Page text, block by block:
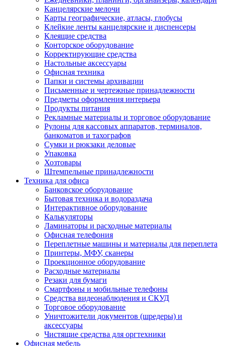
Канцелярские мелочи
Карты географические, атласы, глобусы
Клейкие ленты канцелярские и диспенсеры
Клеящие средства
Конторское оборудование
Корректирующие средства
Настольные аксессуары
Офисная техника
Папки и системы архивации
Письменные и чертежные принадлежности
Предметы оформления интерьера
Продукты питания
Рекламные материалы и торговое оборудование
Рулоны для кассовых аппаратов, терминалов,
банкоматов и тахографов
Сумки и рюкзаки деловые
Упаковка
Хозтовары
Штемпельные принадлежности
Техника для офиса
Банковское оборудование
Бытовая техника и водораздача
Интерактивное оборудование
Калькуляторы
Ламинаторы и расходные материалы
Офисная телефония
Переплетные машины и материалы для переплета
Принтеры, МФУ, сканеры
Проекционное оборудование
Расходные материалы
Резаки для бумаги
Смартфоны и мобильные телефоны
Средства видеонаблюдения и СКУД
Торговое оборудование
Уничтожители документов (шредеры) и
аксессуары
Чистящие средства для оргтехники
Офисная мебель